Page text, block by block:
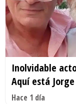
Inolvidable
Aquí está
Hace 1 día